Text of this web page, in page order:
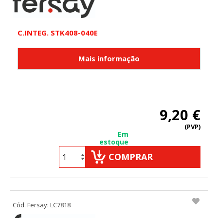
C.INTEG. STK408-040E
9,20 €
(PVP)
Em
estoque
COMPRAR
Cód. Fersay: LC7818
HABILITAR TODO
Cookies necesarias
Estas cookies son necesarias para que el sitio web
funcione y no se pueden desactivar en nuestros sistemas.
COOKIELEGALFERSAY, VSF904, PHPSESSID, wp-settings-1,
wp-settings-time-1, _evCo, _evCoLT
Cookies de rendimiento
tráfico para poder evaluar el rendimiento de nuestro sitio y
Toda la información que recogen estas cookies es